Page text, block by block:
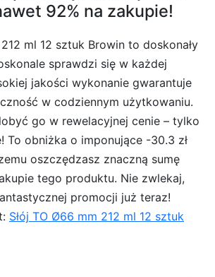
92% na zakupie!
ml 12 sztuk Browin to doskonały
sprawdzi się w każdej
jakości wykonanie gwarantuje
w codziennym użytkowaniu.
go w rewelacyjnej cenie – tylko
To obniżka o imponujące -30.3 zł
oszczędzasz znaczną sumę
tego produktu. Nie zwlekaj,
promocji już teraz!
Słój TO Ø66 mm 212 ml 12 sztuk